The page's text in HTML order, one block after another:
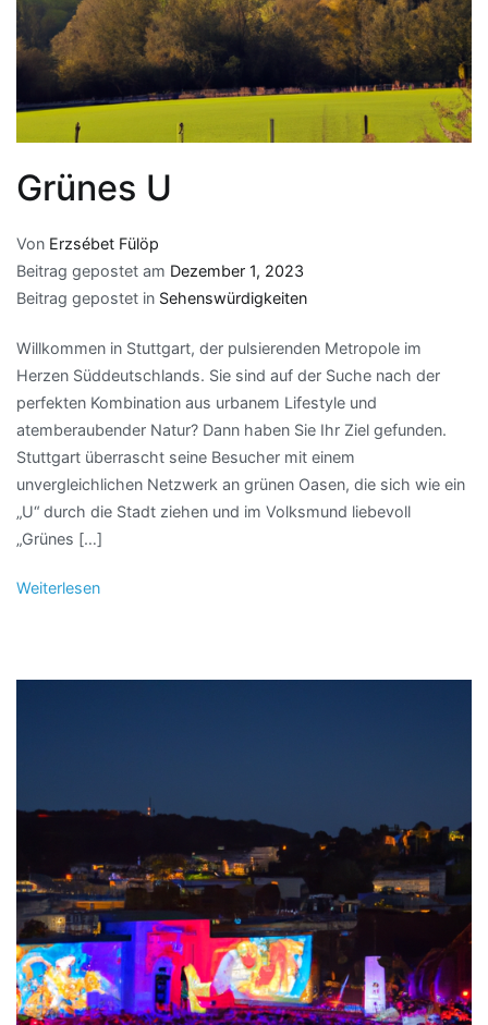
Grünes U
Von Erzsébet Fülöp
Beitrag gepostet am Dezember 1, 2023
Beitrag gepostet in Sehenswürdigkeiten
Willkommen in Stuttgart, der pulsierenden Metropole im
Herzen Süddeutschlands. Sie sind auf der Suche nach der
perfekten Kombination aus urbanem Lifestyle und
atemberaubender Natur? Dann haben Sie Ihr Ziel gefunden.
Stuttgart überrascht seine Besucher mit einem
unvergleichlichen Netzwerk an grünen Oasen, die sich wie ein
„U“ durch die Stadt ziehen und im Volksmund liebevoll
„Grünes […]
Weiterlesen